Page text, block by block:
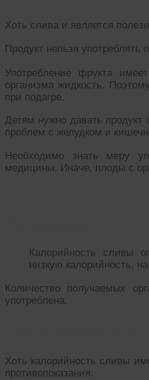
Хоть слива и является
Продукт нельзя
Употребление фрукта
организма жидкость.
при подагре.
Детям нужно давать продукт
проблем с желудком и
Необходимо знать меру
медицины. Иначе, плоды с
Калорийность сливы
низкую калорийность,
Количество получаемых
употреблена.
Хоть калорийность сливы
противопоказания.